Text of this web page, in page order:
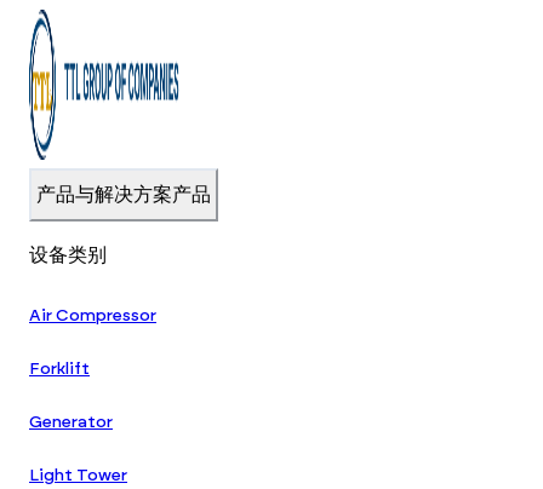
产品与解决方案产品
设备类别
Air Compressor
Forklift
Generator
Light Tower